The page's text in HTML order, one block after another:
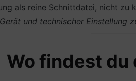
als reine Schnittdatei, nicht
und technischer Einstellung
Wo findest du